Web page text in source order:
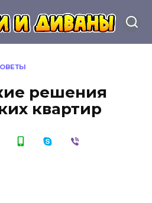
решения
квартир